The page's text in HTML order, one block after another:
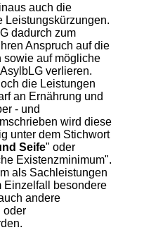
auch die
Leistungskürzungen.
dadurch zum
Anspruch auf die
sowie auf mögliche
verlieren.
die Leistungen
an Ernährung und
- und
wird diese
unter dem Stichwort
Seife" oder
Existenzminimum".
als Sachleistungen
Einzelfall besondere
andere
oder